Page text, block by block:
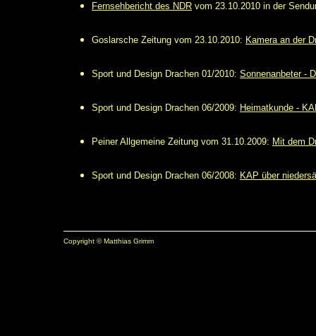
Fernsehbericht des NDR vom 23.10.2010 in der
Goslarsche Zeitung vom 23.10.2010: Kamera an der
Sport und Design Drachen 01/2010: Sonnenanbeter -
Sport und Design Drachen 06/2009: Heimatkunde -
Peiner Allgemeine Zeitung vom 31.10.2009: Mit dem
Sport und Design Drachen 06/2008: KAP über
Copyright © Matthias Grimm